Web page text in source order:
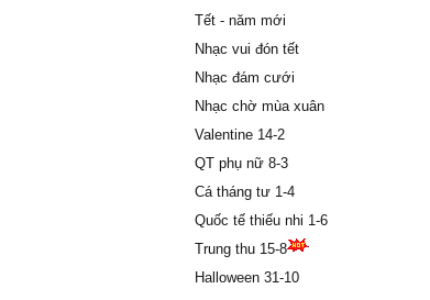
Tết - năm mới
Nhạc vui đón tết
Nhạc đám cưới
Nhạc chờ mùa xuân
Valentine 14-2
QT phụ nữ 8-3
Cá tháng tư 1-4
Quốc tế thiếu nhi 1-6
Trung thu 15-8
Halloween 31-10